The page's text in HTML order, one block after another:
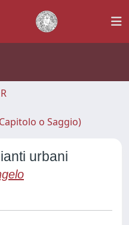
o Saggio)
urbani